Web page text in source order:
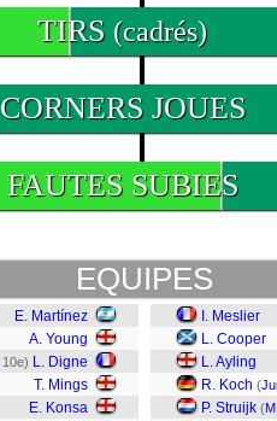
TIRS (cadrés)
CORNERS JOUES
FAUTES SUBIES
EQUIPES
E. Martínez
A. Young
, 10e) L. Digne
T. Mings
E. Konsa
I. Meslier
L. Cooper
L. Ayling
R. Koch (
P. Struijk (